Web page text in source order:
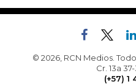
© 2026, RCN Medios.
Cr. 13a
(+57) 1